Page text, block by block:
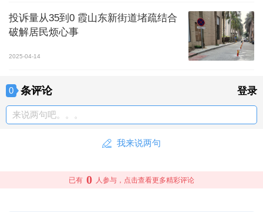
投诉量从35到0 霞山东新街道堵疏结合
破解居民烦心事
2025-04-14
0 条评论 登录
来说两句吧。。。
我来说两句
已有 0 人参与，点击查看更多精彩评论